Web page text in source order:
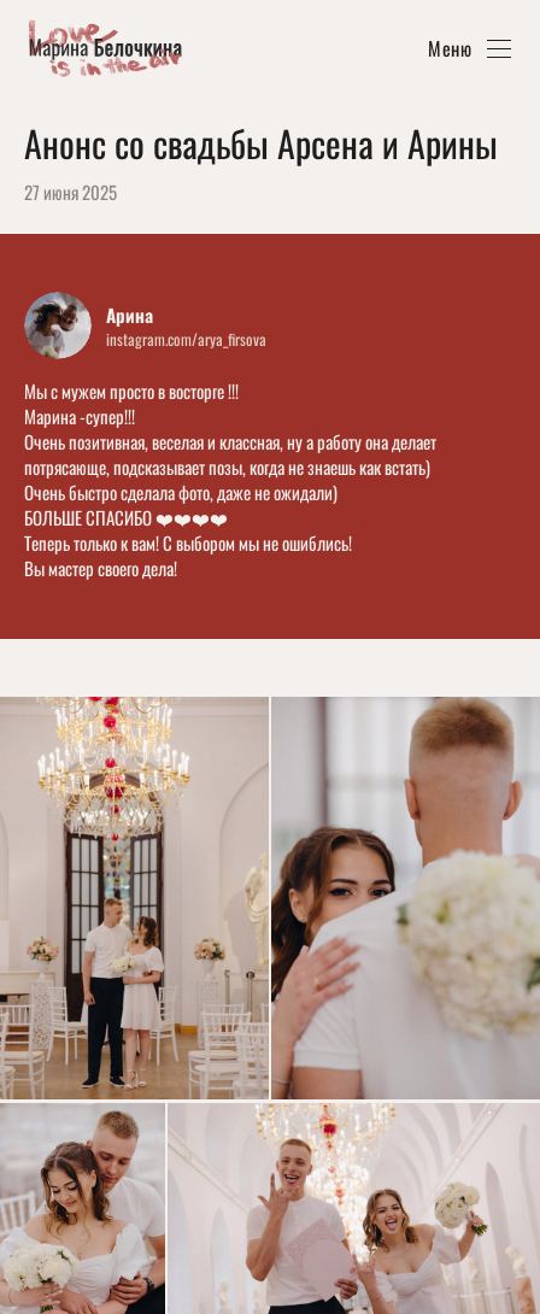
Меню
Анонс со свадьбы Арсена и Арины
27 июня 2025
Арина
instagram.com/arya_firsova
Мы с мужем просто в восторге !!!
Марина -супер!!!
Очень позитивная, веселая и классная, ну а работу она делает
потрясающе, подсказывает позы, когда не знаешь как встать)
Очень быстро сделала фото, даже не ожидали)
БОЛЬШЕ СПАСИБО ❤️❤️❤️❤️
Теперь только к вам! С выбором мы не ошиблись!
Вы мастер своего дела!